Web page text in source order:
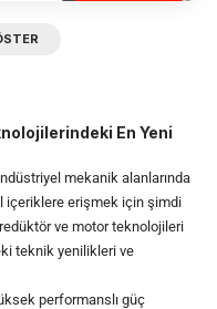
En Yeni
mekanik alanlarında
içeriklere erişmek için şimdi
ve motor teknolojileri
teknik yenilikleri ve
performanslı güç